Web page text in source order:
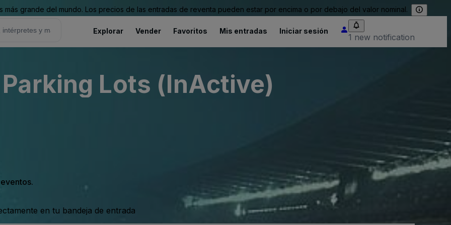
grande del mundo. Los precios de las entradas de reventa pueden estar por encima o por debajo del valor nominal.
Explorar Vender Favoritos Mis entradas Iniciar sesión
1 new notification
Lots (InActive)
en tu bandeja de entrada